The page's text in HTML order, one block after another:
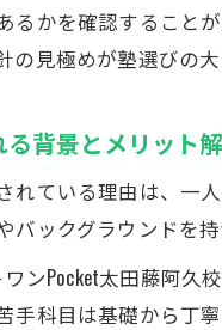
るかを確認すること
の見極めが塾選びの
背景とメリット
れている理由は、一
バックグラウンドを
ワンPocket太田藤阿
手科目は基礎から丁